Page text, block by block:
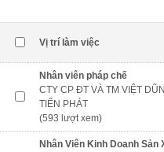
Vị trí làm việc
Nhân viên pháp chế
CTY CP ĐT VÀ TM VIỆT
TIẾN PHÁT
(593 lượt xem)
Nhân Viên Kinh Doanh Sản